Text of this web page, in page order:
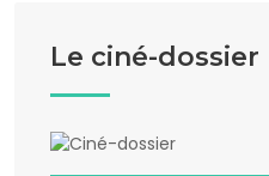
Le ciné-dossier